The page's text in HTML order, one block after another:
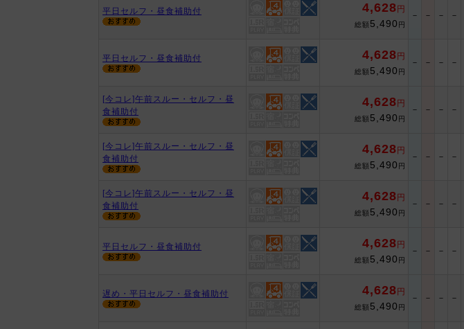
平日セルフ・昼食補助付 4,628 円
総額 5,490 円
－ － － －
平日セルフ・昼食補助付 4,628 円
総額 5,490 円
－ － － －
[今コレ]午前スルー・セルフ・昼
食補助付
4,628 円
総額 5,490 円
－ － － －
[今コレ]午前スルー・セルフ・昼
食補助付
4,628 円
総額 5,490 円
－ － － －
[今コレ]午前スルー・セルフ・昼
食補助付
4,628 円
総額 5,490 円
－ － － －
平日セルフ・昼食補助付 4,628 円
総額 5,490 円
－ － － －
遅め・平日セルフ・昼食補助付 4,628 円
総額 5,490 円
－ － － －